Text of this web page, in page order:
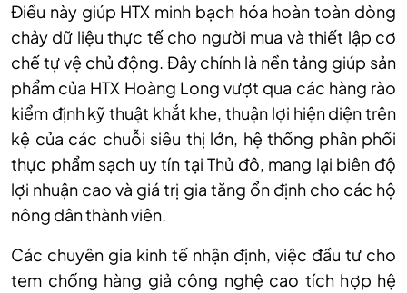
Điều này giúp HTX minh bạch hóa hoàn toàn dòng
chảy dữ liệu thực tế cho người mua và thiết lập cơ
chế tự vệ chủ động. Đây chính là nền tảng giúp sản
phẩm của HTX Hoàng Long vượt qua các hàng rào
kiểm định kỹ thuật khắt khe, thuận lợi hiện diện trên
kệ của các chuỗi siêu thị lớn, hệ thống phân phối
thực phẩm sạch uy tín tại Thủ đô, mang lại biên độ
lợi nhuận cao và giá trị gia tăng ổn định cho các hộ
nông dân thành viên.
Các chuyên gia kinh tế nhận định, việc đầu tư cho
tem chống hàng giả công nghệ cao tích hợp hệ